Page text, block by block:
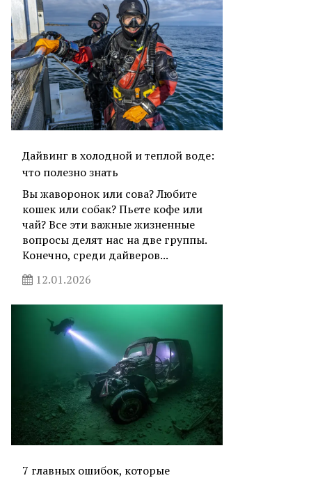
Дайвинг в холодной и теплой воде:
что полезно знать
Вы жаворонок или сова? Любите
кошек или собак? Пьете кофе или
чай? Все эти важные жизненные
вопросы делят нас на две группы.
Конечно, среди дайверов...
12.01.2026
7 главных ошибок, которые